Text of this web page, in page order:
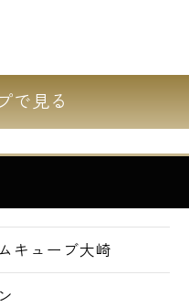
ーネットを無料に
よりも、毎月数千
初期費用のクレジ
しております。
いては、お問い合
で見る
キューブ大崎